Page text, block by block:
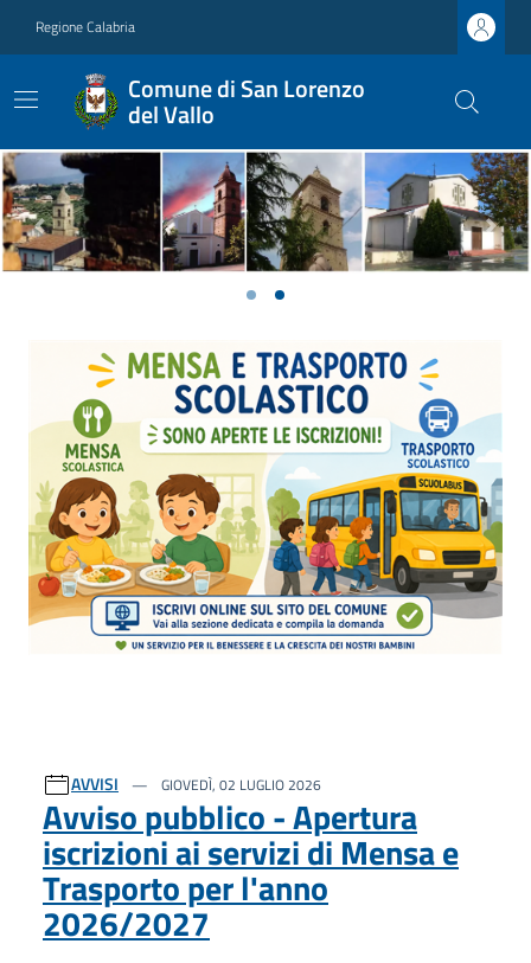
Regione Calabria
Comune di San Lorenzo
del Vallo
Previous Next
AVVISI GIOVEDÌ, 02 LUGLIO 2026
Avviso pubblico - Apertura
iscrizioni ai servizi di Mensa e
Trasporto per l'anno
2026/2027